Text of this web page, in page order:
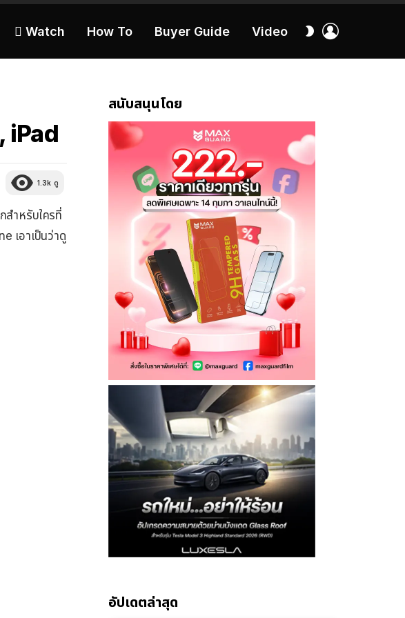
 Watch How To Buyer Guide Video
สลับ
iPad
1.3k ดู
สำหรับใครที่
เอาเป็นว่าดู
สนับสนุนโดย
อัปเดตล่าสุด